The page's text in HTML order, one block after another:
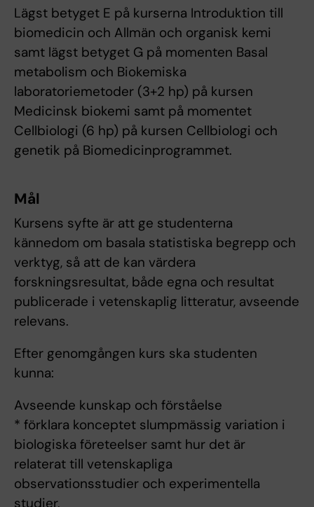
Lägst betyget E på kurserna Introduktion till
biomedicin och Allmän och organisk kemi
samt lägst betyget G på momenten Basal
metabolism och Biokemiska
laboratoriemetoder (3+2 hp) på kursen
Medicinsk biokemi samt på momentet
Cellbiologi (6 hp) på kursen Cellbiologi och
genetik på Biomedicinprogrammet.
Mål
Kursens syfte är att ge studenterna
kännedom om basala statistiska begrepp och
verktyg, så att de kan värdera
forskningsresultat, både egna och resultat
publicerade i vetenskaplig litteratur, avseende
relevans.
Efter genomgången kurs ska studenten
kunna:
Avseende kunskap och förståelse
* förklara konceptet slumpmässig variation i
biologiska företeelser samt hur det är
relaterat till vetenskapliga
observationsstudier och experimentella
studier,